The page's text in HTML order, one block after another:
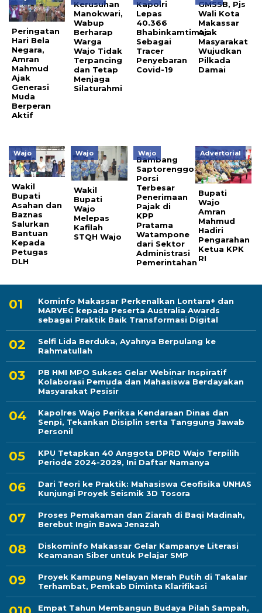
Peringatan
Hari Bela
Negara,
Amran
Mahmud
Ajak
Generasi
Muda
Berperan
Aktif
Kerusuhan
Manokwari,
Wabup
Berharap
Warga
Wajo Tidak
Terpancing
dan Tetap
Menjaga
Silaturahmi
Kapolri
Lepas
40.366
Bhabinkamtimas
Sebagai
Tracer
Penyebaran
Covid-19
GMSSB, Pjs
Wali Kota
Makassar
Ajak
Masyarakat
Wujudkan
Pilkada
Damai
Wajo
Wakil
Bupati
Asahan dan
Baznas
Salurkan
Bantuan
Kepada
Petugas
DLH
Wajo
Wakil
Bupati
Wajo
Melepas
Kafilah
STQH Wajo
Wajo
Bambang
Saptorenggo:
Porsi
Terbesar
Penerimaan
Pajak di
KPP
Pratama
Watampone
dari Sektor
Administrasi
Pemerintahan
Advertorial
Bupati
Wajo
Amran
Mahmud
Hadiri
Pengarahan
Ketua KPK
RI
Kominfo Makassar Perkenalkan Lontara+ dan
MARVEC kepada Peserta Australia Awards
sebagai Praktik Baik Transformasi Digital
Selfi Lida Berduka, Ayahnya Berpulang ke
Rahmatullah
PB HMI MPO Sukses Gelar Webinar Inspiratif
Kolaborasi Pemuda dan Mahasiswa Berdayakan
Masyarakat Pesisir
Kapolres Wajo Periksa Kendaraan Dinas dan
Senpi, Tekankan Disiplin serta Tanggung Jawab
Personil
KPU Tetapkan 40 Anggota DPRD Wajo Terpilih
Periode 2024-2029, Ini Daftar Namanya
Dari Teori ke Praktik: Mahasiswa Geofisika UNHAS
Kunjungi Proyek Seismik 3D Tosora
Proses Pemakaman dan Ziarah di Baqi Madinah,
Berebut Ingin Bawa Jenazah
Diskominfo Makassar Gelar Kampanye Literasi
Keamanan Siber untuk Pelajar SMP
Proyek Kampung Nelayan Merah Putih di Takalar
Terhambat, Pemkab Diminta Klarifikasi
Empat Tahun Membangun Budaya Pilah Sampah,